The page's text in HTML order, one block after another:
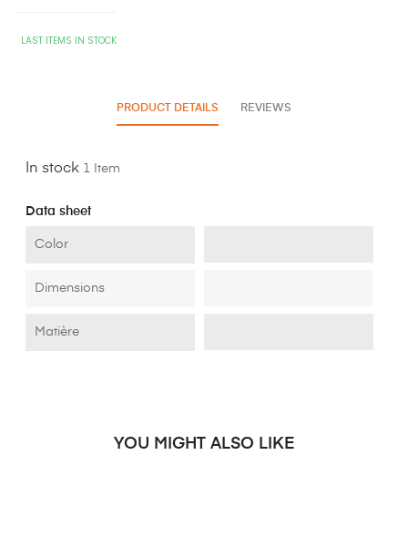
LAST ITEMS IN STOCK
PRODUCT DETAILS REVIEWS
In stock 1 Item
Data sheet
Color
Dimensions
Matière
YOU MIGHT ALSO LIKE